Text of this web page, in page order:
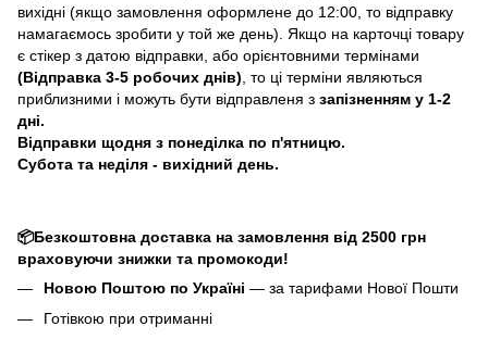
вихідні (якщо замовлення оформлене до 12:00, то відправку
намагаємось зробити у той же день). Якщо на карточці товару
є стікер з датою відправки, або орієнтовними термінами
(Відправка 3-5 робочих днів) , то ці терміни являються
приблизними і можуть бути відправленя з запізненням у 1-2
дні.
Відправки щодня з понеділка по п'ятницю.
Субота та неділя - вихідний день.
📦Безкоштовна доставка на замовлення від 2500 грн
враховуючи знижки та промокоди!
Новою Поштою по Україні — за тарифами Нової Пошти
Готівкою при отриманні